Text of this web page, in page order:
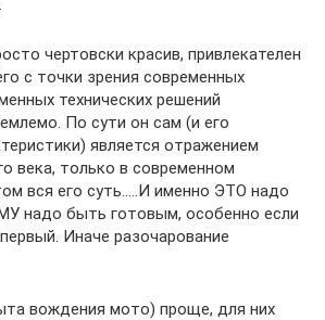
чертовски красив, привлекателен
с точки зрения современных
технических решений
По сути он сам (и его
является отражением
века, только в современном
вся его суть…..И именно ЭТО надо
надо быть готовым, особенно если
Иначе разочарование
вождения мото) проще, для них